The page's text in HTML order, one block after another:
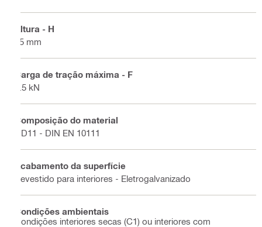
Altura - H
85 mm
Carga de tração máxima - F
1.5 kN
Composição do material
DD11 - DIN EN 10111
Acabamento da superfície
Revestido para interiores - Eletrogalvanizado
Condições ambientais
Condições interiores secas (C1) ou interiores com